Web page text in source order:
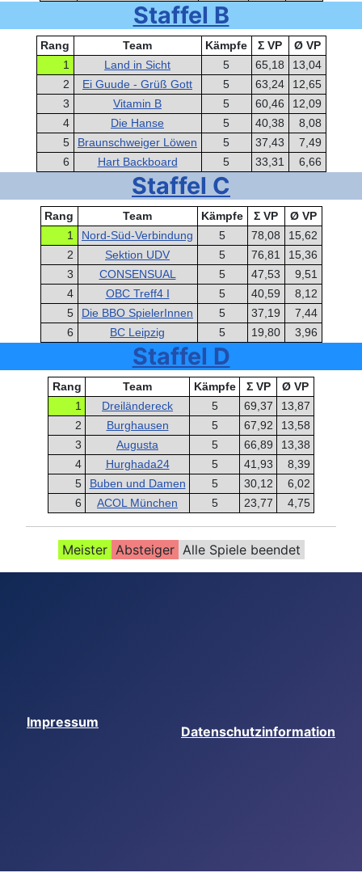
Staffel B
Rang Team Kämpfe Σ VP
Ø VP
1
Land in Sicht 5 65,18
13,04
2
Ei Guude - Grüß Gott 5 63,24
12,65
3
Vitamin B 5 60,46
12,09
4
Die Hanse 5 40,38
8,08
5
Braunschweiger Löwen 5 37,43
7,49
6
Hart Backboard 5 33,31 6,66
Staffel C
Rang Team Kämpfe Σ VP
Ø VP
1
Nord-Süd-Verbindung 5 78,08
15,62
2
Sektion UDV 5 76,81
15,36
3
CONSENSUAL 5 47,53
9,51
4
OBC Treff4 I 5 40,59
8,12
5
Die BBO SpielerInnen 5 37,19
7,44
6
BC Leipzig 5 19,80 3,96
Staffel D
Rang Team Kämpfe Σ VP
Ø VP
1
Dreiländereck 5 69,37
13,87
2
Burghausen 5 67,92
13,58
3
Augusta 5 66,89
13,38
4
Hurghada24 5 41,93
8,39
5
Buben und Damen 5 30,12
6,02
6
ACOL München 5 23,77 4,75
Meister Absteiger Alle Spiele beendet
Impressum
Datenschutzinformation